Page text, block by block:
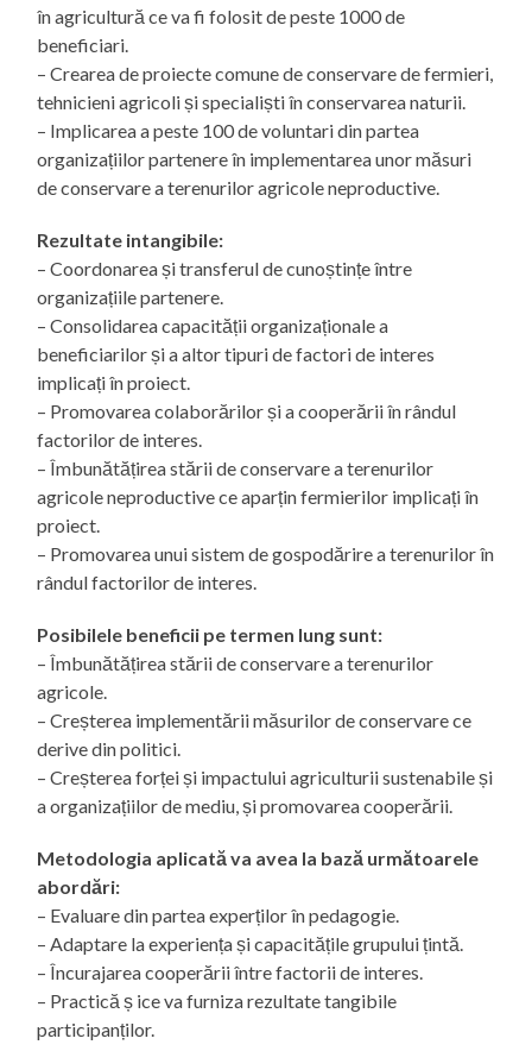
în agricultură ce va fi folosit de peste 1000 de
beneficiari.
– Crearea de proiecte comune de conservare de fermieri,
tehnicieni agricoli și specialiști în conservarea naturii.
– Implicarea a peste 100 de voluntari din partea
organizațiilor partenere în implementarea unor măsuri
de conservare a terenurilor agricole neproductive.
Rezultate intangibile:
– Coordonarea și transferul de cunoștințe între
organizațiile partenere.
– Consolidarea capacității organizaționale a
beneficiarilor și a altor tipuri de factori de interes
implicați în proiect.
– Promovarea colaborărilor și a cooperării în rândul
factorilor de interes.
– Îmbunătățirea stării de conservare a terenurilor
agricole neproductive ce aparțin fermierilor implicați în
proiect.
– Promovarea unui sistem de gospodărire a terenurilor în
rândul factorilor de interes.
Posibilele beneficii pe termen lung sunt:
– Îmbunătățirea stării de conservare a terenurilor
agricole.
– Creșterea implementării măsurilor de conservare ce
derive din politici.
– Creșterea forței și impactului agriculturii sustenabile și
a organizațiilor de mediu, și promovarea cooperării.
Metodologia aplicată va avea la bază următoarele
abordări:
– Evaluare din partea experților în pedagogie.
– Adaptare la experiența și capacitățile grupului țintă.
– Încurajarea cooperării între factorii de interes.
– Practică ș ice va furniza rezultate tangibile
participanților.